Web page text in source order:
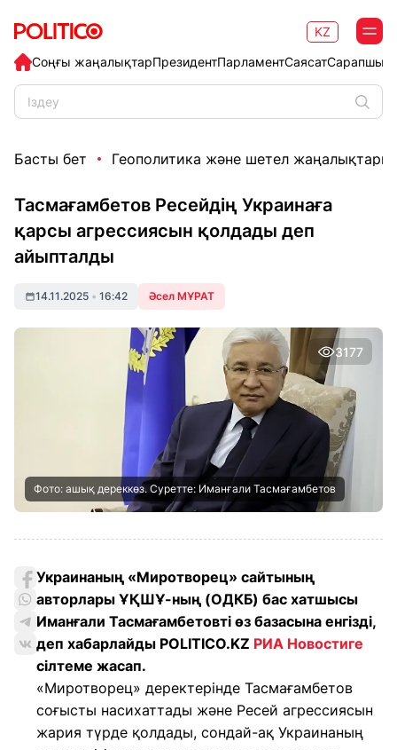
Соңғы жаңалықтарПрезидентПарламентСаясат
KZ
Басты бет Геополитика және шетел жаңалықтары
Тасмағамбетов Ресейдің Украинаға
қарсы агрессиясын қолдады деп
айыпталды
14.11.2025 • 16:42 Әсел МҰРАТ
3177
Фото: ашық дереккөз. Суретте: Иманғали Тасмағамбетов
Украинаның «Миротворец» сайтының
авторлары ҰҚШҰ-ның (ОДКБ) бас хатшысы
Иманғали Тасмағамбетовті өз базасына енгізді,
деп хабарлайды POLITICO.KZ РИА Новостиге
сілтеме жасап.
«Миротворец» деректерінде Тасмағамбетов
соғысты насихаттады және Ресей агрессиясын
жария түрде қолдады, сондай-ақ Украинаның